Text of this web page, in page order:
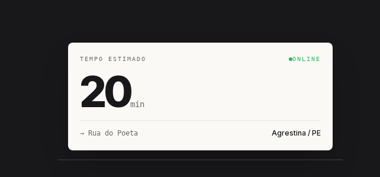
TEMPO ESTIMADO ONLINE
20min
→ Rua do Poeta Agrestina / PE